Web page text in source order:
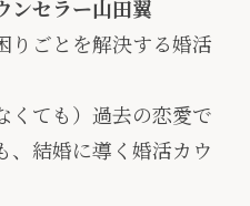
ンセラー山田翼
りごとを解決する婚活
くても）過去の恋愛で
、結婚に導く婚活カウ